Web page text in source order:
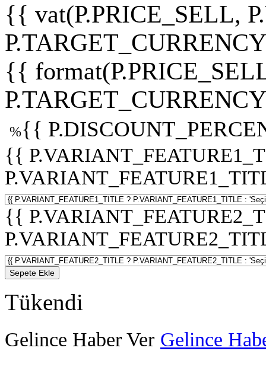
{{ vat(P.PRICE_SELL,
{{
%{{
{{
{{
Sepete Ekle
Tükendi
Gelince Haber Ver Gelince